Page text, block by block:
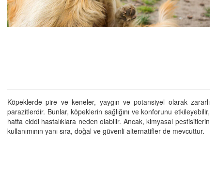
Köpeklerde pire ve keneler, yaygın ve potansiyel olarak zararlı
parazitlerdir. Bunlar, köpeklerin sağlığını ve konforunu etkileyebilir,
hatta ciddi hastalıklara neden olabilir. Ancak, kimyasal pestisitlerin
kullanımının yanı sıra, doğal ve güvenli alternatifler de mevcuttur.